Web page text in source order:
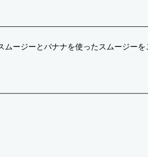
ージーとバナナを使ったスムージー